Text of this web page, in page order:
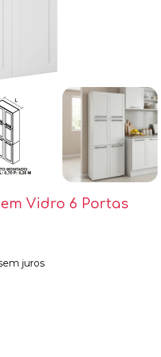
Vidro 6 Portas
juros